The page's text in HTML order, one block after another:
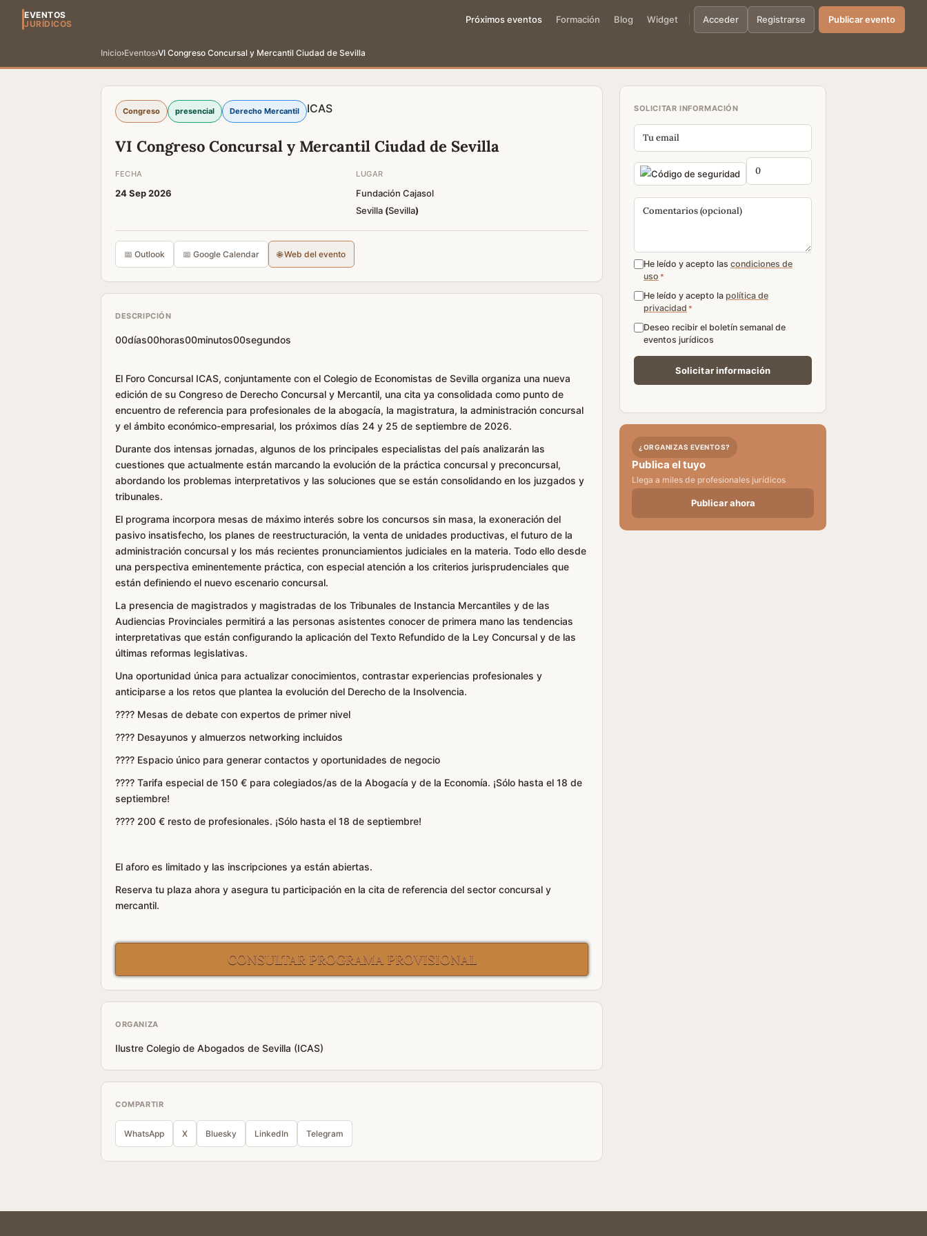
EVENTOS
JURÍDICOS
Próximos eventos Formación Blog Widget Acceder Registrarse Publicar evento
Inicio›Eventos›VI Congreso Concursal y Mercantil Ciudad de Sevilla
Congreso presencial Derecho Mercantil ICAS
VI Congreso Concursal y Mercantil Ciudad de Sevilla
FECHA
24 Sep 2026
LUGAR
Fundación Cajasol
Sevilla (Sevilla)
📅 Outlook 📅 Google Calendar 🌐 Web del evento
DESCRIPCIÓN
00días00horas00minutos00segundos
El Foro Concursal ICAS, conjuntamente con el Colegio de Economistas de Sevilla organiza una nueva
edición de su Congreso de Derecho Concursal y Mercantil, una cita ya consolidada como punto de
encuentro de referencia para profesionales de la abogacía, la magistratura, la administración concursal
y el ámbito económico-empresarial, los próximos días 24 y 25 de septiembre de 2026.
Durante dos intensas jornadas, algunos de los principales especialistas del país analizarán las
cuestiones que actualmente están marcando la evolución de la práctica concursal y preconcursal,
abordando los problemas interpretativos y las soluciones que se están consolidando en los juzgados y
tribunales.
El programa incorpora mesas de máximo interés sobre los concursos sin masa, la exoneración del
pasivo insatisfecho, los planes de reestructuración, la venta de unidades productivas, el futuro de la
administración concursal y los más recientes pronunciamientos judiciales en la materia. Todo ello desde
una perspectiva eminentemente práctica, con especial atención a los criterios jurisprudenciales que
están definiendo el nuevo escenario concursal.
La presencia de magistrados y magistradas de los Tribunales de Instancia Mercantiles y de las
Audiencias Provinciales permitirá a las personas asistentes conocer de primera mano las tendencias
interpretativas que están configurando la aplicación del Texto Refundido de la Ley Concursal y de las
últimas reformas legislativas.
Una oportunidad única para actualizar conocimientos, contrastar experiencias profesionales y
anticiparse a los retos que plantea la evolución del Derecho de la Insolvencia.
???? Mesas de debate con expertos de primer nivel
???? Desayunos y almuerzos networking incluidos
???? Espacio único para generar contactos y oportunidades de negocio
???? Tarifa especial de 150 € para colegiados/as de la Abogacía y de la Economía. ¡Sólo hasta el 18 de
septiembre!
???? 200 € resto de profesionales. ¡Sólo hasta el 18 de septiembre!
El aforo es limitado y las inscripciones ya están abiertas.
Reserva tu plaza ahora y asegura tu participación en la cita de referencia del sector concursal y
mercantil.
CONSULTAR PROGRAMA PROVISIONAL
ORGANIZA
Ilustre Colegio de Abogados de Sevilla (ICAS)
COMPARTIR
WhatsApp X Bluesky LinkedIn Telegram
SOLICITAR INFORMACIÓN
He leído y acepto las condiciones de
uso *
He leído y acepto la política de
privacidad *
Deseo recibir el boletín semanal de
eventos jurídicos
¿ORGANIZAS EVENTOS?
Publica el tuyo
Llega a miles de profesionales jurídicos
Publicar ahora